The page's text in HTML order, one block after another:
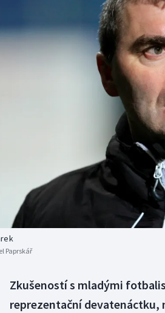
Curling
Dostihy
Florbal
Gymnastika
Paprskář
Zkušeností s mladými
reprezentační devatenáctku,